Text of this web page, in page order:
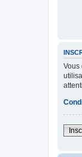
Vous